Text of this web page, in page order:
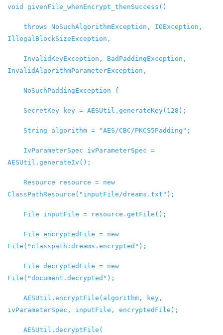
void givenFile_whenEncrypt_thenSuccess()
throws NoSuchAlgorithmException, IOException,
IllegalBlockSizeException,
InvalidKeyException, BadPaddingException,
InvalidAlgorithmParameterException,
NoSuchPaddingException {
SecretKey key = AESUtil.generateKey(128);
String algorithm = "AES/CBC/PKCS5Padding";
IvParameterSpec ivParameterSpec =
AESUtil.generateIv();
Resource resource = new
ClassPathResource("inputFile/dreams.txt");
File inputFile = resource.getFile();
File encryptedFile = new
File("classpath:dreams.encrypted");
File decryptedFile = new
File("document.decrypted");
AESUtil.encryptFile(algorithm, key,
ivParameterSpec, inputFile, encryptedFile);
AESUtil.decryptFile(